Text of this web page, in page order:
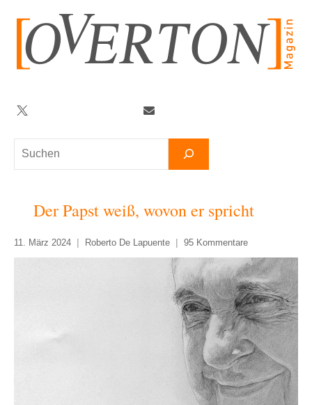
springen
Suchen
Twitter
Der Papst weiß, wovon er spricht
11. März 2024 Roberto De Lapuente 95 Kommentare